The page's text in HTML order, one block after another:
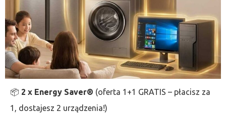
📦 2 x Energy Saver® (oferta 1+1 GRATIS – płacisz za
1, dostajesz 2 urządzenia!)